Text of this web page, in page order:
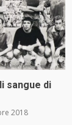
sangue di
2018